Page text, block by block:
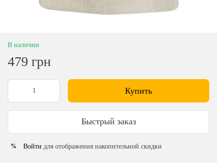
В наличии
479 грн
Купить
Быстрый заказ
% Войти для отображения накопительной скидки